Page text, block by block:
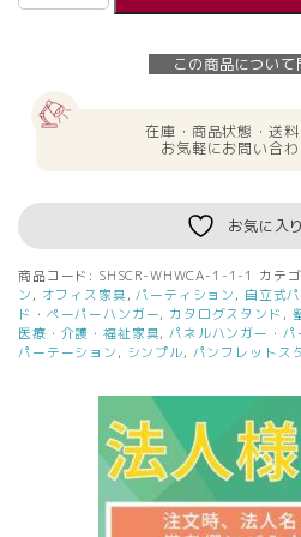
ン
プ
ス
ク
リ
ー
この商品について
在庫・商品状態・送料
お気軽にお問い合
お気に入
商品コード: SHSCR-WHWCA-1-1-1 カテ
ン , オフィス家具 , パーティション , 自立式
ド・ペーパーハンガー, カタログスタンド ,
医療・介護・福祉家具, パネルハンガー・パ
パーテーション , シンプル, パンフレットス